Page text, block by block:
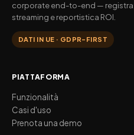
corporate end-to-end —
streaming e reportistica ROI.
DATI IN UE · GDPR-FIRST
PIATTAFORMA
Funzionalità
Casi d'uso
Prenota una demo